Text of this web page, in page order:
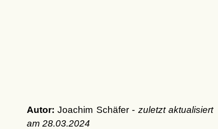
Autor: Joachim Schäfer - zuletzt aktualisiert
am 28.03.2024